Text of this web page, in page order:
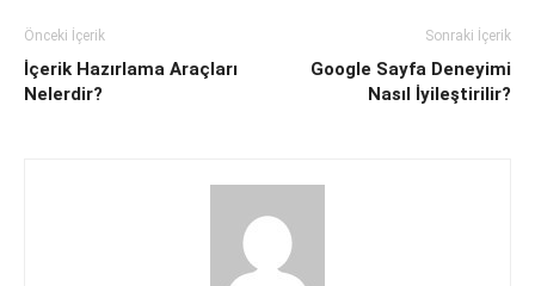
Önceki İçerik
İçerik Hazırlama Araçları
Nelerdir?
Sonraki İçerik
Google Sayfa Deneyimi
Nasıl İyileştirilir?